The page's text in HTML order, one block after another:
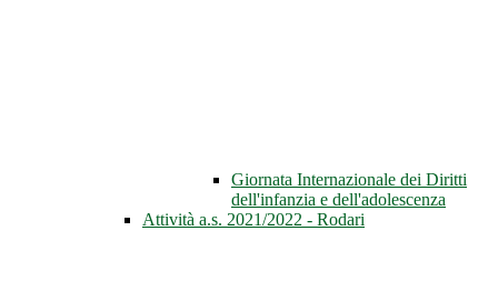
Giornata Internazionale dei Diritti
dell'infanzia e dell'adolescenza
Attività a.s. 2021/2022 - Rodari